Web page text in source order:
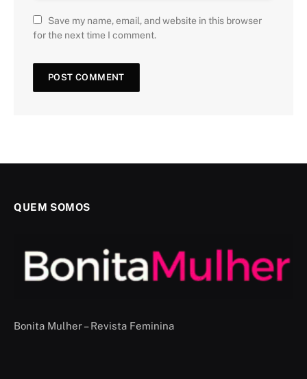
Save my name, email, and website in this browser
for the next time I comment.
QUEM SOMOS
Bonita Mulher – Revista Feminina